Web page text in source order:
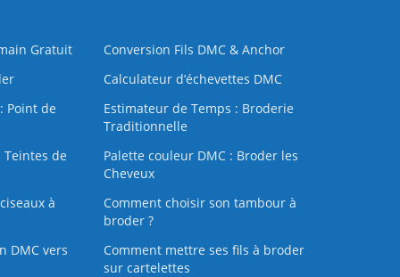
Gratuit
Conversion Fils DMC & Anchor
Calculateur d’échevettes DMC
Point de
Estimateur de Temps : Broderie
Traditionnelle
Teintes de
Palette couleur DMC : Broder les
Cheveux
à
Comment choisir son tambour à
broder ?
DMC vers
Comment mettre ses fils à broder
sur cartelettes